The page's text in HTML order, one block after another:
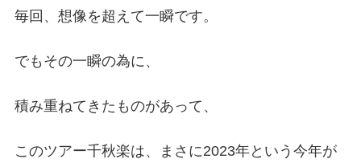
毎回、想像を超えて一瞬です。
でもその一瞬の為に、
積み重ねてきたものがあって、
このツアー千秋楽は、まさに2023年という今年が